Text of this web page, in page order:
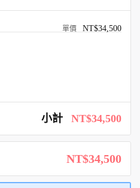
NT$34,500
小計 NT$34,500
NT$34,500